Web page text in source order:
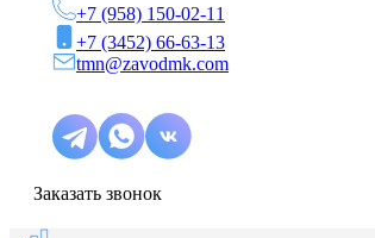
+7 (958) 150-02-11
+7 (3452) 66-63-13
tmn@zavodmk.com
Заказать звонок